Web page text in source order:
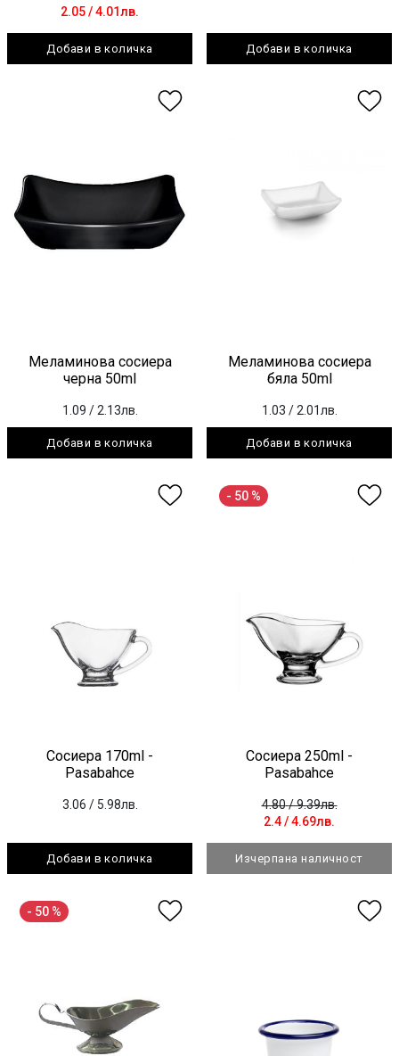
2.05/ 4.01лв.
Добави в количка Добави в количка
Меламинова сосиера
черна 50ml
1.09 / 2.13лв.
Добави в количка
Меламинова сосиера
бяла 50ml
1.03 / 2.01лв.
Добави в количка
Сосиера 170ml -
Pasabahce
3.06 / 5.98лв.
Добави в количка
- 50 %
Сосиера 250ml -
Pasabahce
4.80/ 9.39лв.
2.4/ 4.69лв.
Изчерпана наличност
- 50 %